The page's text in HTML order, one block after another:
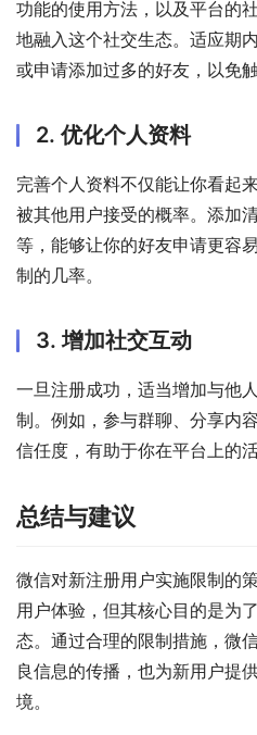
功能的使用方法，以及平台的
地融入这个社交生态。适应期
或申请添加过多的好友，以免
2. 优化个人资料
完善个人资料不仅能让你看起
被其他用户接受的概率。添加
等，能够让你的好友申请更容
制的几率。
3. 增加社交互动
一旦注册成功，适当增加与他
制。例如，参与群聊、分享内
信任度，有助于你在平台上的
总结与建议
微信对新注册用户实施限制的
用户体验，但其核心目的是为
态。通过合理的限制措施，微
良信息的传播，也为新用户提
境。